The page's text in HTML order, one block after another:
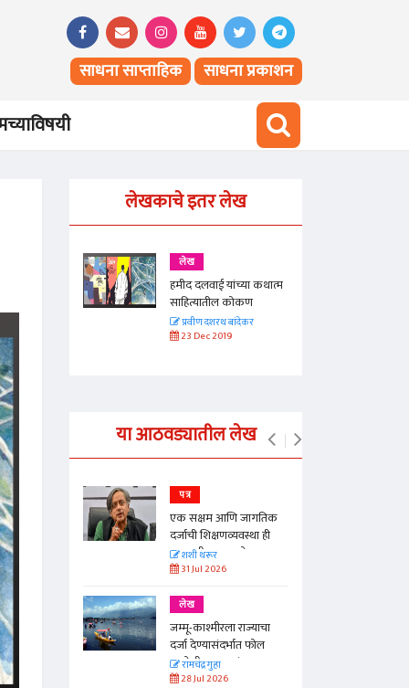
साधना साप्ताहिक साधना प्रकाशन
लेखकाचे इतर लेख
लेख
हमीद दलवाई यांच्या कथात्म
साहित्यातील कोकण
प्रवीण दशरथ बांदेकर
23 Dec 2019
या आठवड्यातील लेख
जपणारी
मान्यवर
आणि
पत्र
एक सक्षम आणि जागतिक
दर्जाची शिक्षणव्यवस्था ही
काळाची गरज आहे
शशी थरूर
31 Jul 2026
लेख
जम्मू-काश्मीरला राज्याचा
दर्जा देण्यासंदर्भात फोल
ठरलेली आश्वासनं
रामचंद्र गुहा
28 Jul 2026